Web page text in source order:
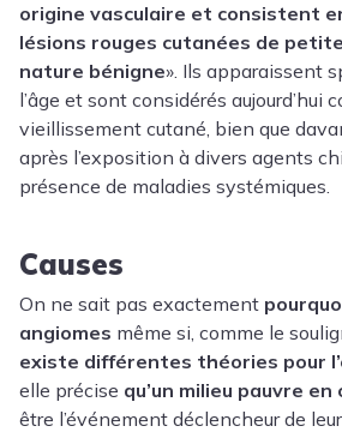
origine vasculaire et consistent
lésions rouges cutanées de
nature bénigne». Ils apparaissent
l’âge et sont considérés aujourd’hui
vieillissement cutané, bien que
après l’exposition à divers agents
présence de maladies systémiques.
Causes
On ne sait pas exactement
angiomes même si, comme le
existe différentes théories pour
elle précise qu’un milieu pauvre en
être l’événement déclencheur de